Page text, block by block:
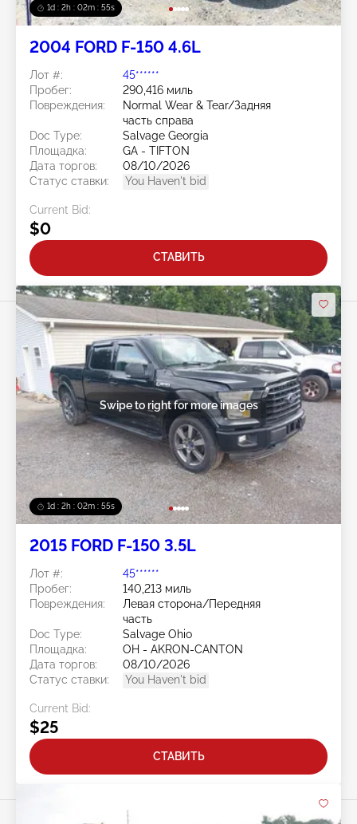
1d : 2h : 02m : 52s
2004 FORD F-150 4.6L
Лот #:
45******
Пробег:
290,416 миль
Повреждения:
Normal Wear & Tear/Задняя
часть справа
Doc Type:
Salvage Georgia
Площадка:
GA - TIFTON
Дата торгов:
08/10/2026
Статус ставки:
You Haven't bid
Current Bid:
$0
СТАВИТЬ
1d : 2h : 02m : 52s
Swipe to right for more images
2015 FORD F-150 3.5L
Лот #:
45******
Пробег:
140,213 миль
Повреждения:
Левая сторона/Передняя
часть
Doc Type:
Salvage Ohio
Площадка:
OH - AKRON-CANTON
Дата торгов:
08/10/2026
Статус ставки:
You Haven't bid
Current Bid:
$25
СТАВИТЬ